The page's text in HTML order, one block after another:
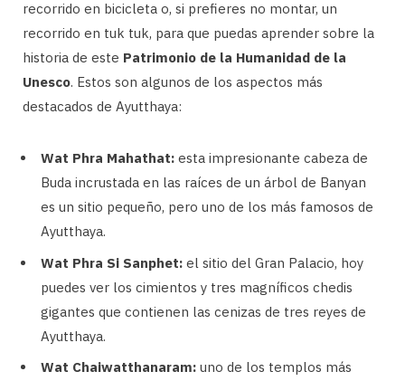
recorrido en bicicleta o, si prefieres no montar, un
recorrido en tuk tuk, para que puedas aprender sobre la
historia de este Patrimonio de la Humanidad de la
Unesco. Estos son algunos de los aspectos más
destacados de Ayutthaya:
Wat Phra Mahathat: esta impresionante cabeza de
Buda incrustada en las raíces de un árbol de Banyan
es un sitio pequeño, pero uno de los más famosos de
Ayutthaya.
Wat Phra Si Sanphet: el sitio del Gran Palacio, hoy
puedes ver los cimientos y tres magníficos chedis
gigantes que contienen las cenizas de tres reyes de
Ayutthaya.
Wat Chaiwatthanaram: uno de los templos más